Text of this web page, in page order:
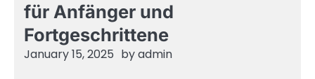
für Anfänger und
Fortgeschrittene
January 15, 2025 byadmin